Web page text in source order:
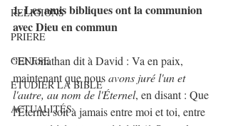
RELIGIONS
PRIERE
GENESE
ETUDIER LA BIBLE
ACTUALITÉS
1. Les amis bibliques ont la communion
avec Dieu en commun
“Et Jonathan dit à David : Va en paix,
maintenant que nous avons juré l'un et
l'autre, au nom de l'Éternel, en disant : Que
l'Éternel soit à jamais entre moi et toi, entre